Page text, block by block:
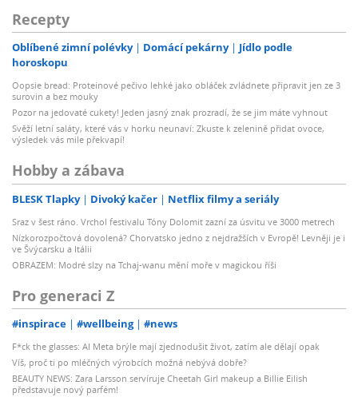
Recepty
Oblíbené zimní polévky Domácí pekárny
Jídlo podle
horoskopu
Oopsie bread: Proteinové pečivo lehké jako obláček zvládnete připravit jen ze 3
surovin a bez mouky
Pozor na jedovaté cukety! Jeden jasný znak prozradí, že se jim máte vyhnout
Svěží letní saláty, které vás v horku neunaví: Zkuste k zelenině přidat ovoce,
výsledek vás mile překvapí!
Hobby a zábava
BLESK Tlapky Divoký kačer Netflix filmy a seriály
Sraz v šest ráno. Vrchol festivalu Tóny Dolomit zazní za úsvitu ve 3000 metrech
Nízkorozpočtová dovolená? Chorvatsko jedno z nejdražších v Evropě! Levněji je i
ve Švýcarsku a Itálii
OBRAZEM: Modré slzy na Tchaj-wanu mění moře v magickou říši
Pro generaci Z
#inspirace #wellbeing #news
F*ck the glasses: AI Meta brýle mají zjednodušit život, zatím ale dělají opak
Víš, proč ti po mléčných výrobcích možná nebývá dobře?
BEAUTY NEWS: Zara Larsson servíruje Cheetah Girl makeup a Billie Eilish
představuje nový parfém!